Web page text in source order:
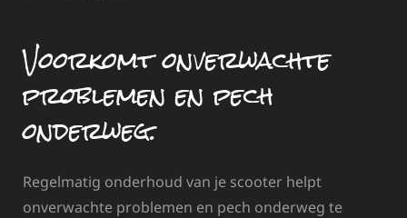
Voorkomt onverwachte
problemen en pech
onderweg.
Regelmatig onderhoud van je scooter helpt
onverwachte problemen en pech onderweg te